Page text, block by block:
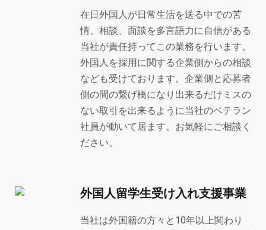
在日外国人が日常生活を送る中での苦
情、相談、面談を多言語力に自信がある
当社が責任持ってこの業務を行います。
外国人を採用に関する企業側からの相談
なども受けております。企業側と応募者
側の間の繋げ橋になり出来るだけミスの
ない取引を出来るように当社のベテラン
社員が動いて居ます。お気軽にご相談く
ださい。
外国人留学生受け入れ支援事業
当社は外国籍の方々と10年以上関わり